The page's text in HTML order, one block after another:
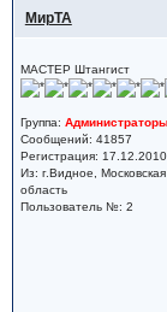
МирТА
МАСТЕР Штангист
Группа: Администраторы
Сообщений: 41857
Регистрация: 17.12.2010
Из: г.Видное, Московская
область
Пользователь №: 2